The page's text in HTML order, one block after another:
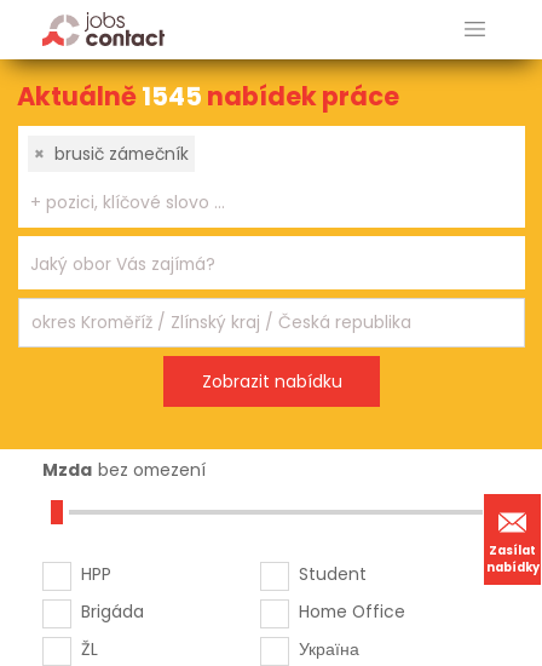
Zasílat
nabídky
Aktuálně1545 nabídek práce
× brusič zámečník
Mzda bez omezení
HPP
Brigáda
ŽL
Student
Home Office
Україна